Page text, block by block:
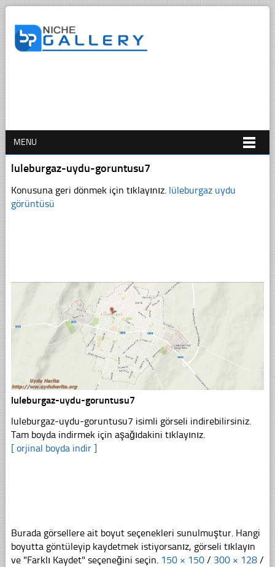
MENU
luleburgaz-uydu-goruntusu7
Konusuna geri dönmek için tıklayınız. lüleburgaz uydu
görüntüsü
luleburgaz-uydu-goruntusu7
luleburgaz-uydu-goruntusu7 isimli görseli indirebilirsiniz.
Tam boyda indirmek için aşağıdakini tıklayınız.
[ orjinal boyda indir ]
Burada görsellere ait boyut seçenekleri sunulmuştur. Hangi
boyutta göntüleyip kaydetmek istiyorsanız, görseli tıklayın
ve "Farklı Kaydet" seçeneğini seçin. 150 × 150 / 300 × 128 /